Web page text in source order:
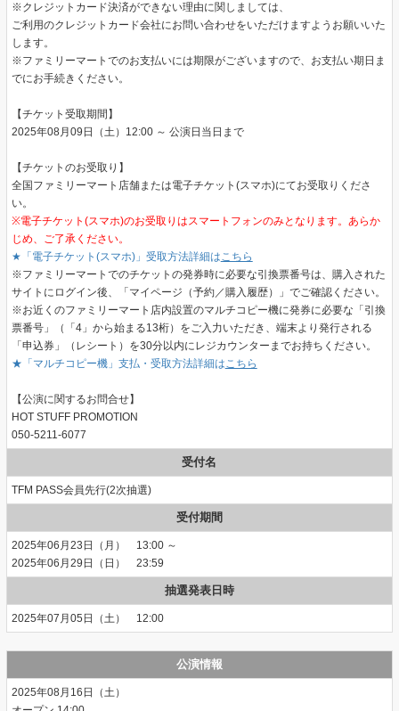
※クレジットカード決済ができない理由に関しましては、
ご利用のクレジットカード会社にお問い合わせをいただけますようお願いいた
します。
※ファミリーマートでのお支払いには期限がございますので、お支払い期日ま
でにお手続きください。
【チケット受取期間】
2025年08月09日（土）12:00 ～ 公演日当日まで
【チケットのお受取り】
全国ファミリーマート店舗または電子チケット(スマホ)にてお受取りくださ
い。
※電子チケット(スマホ)のお受取りはスマートフォンのみとなります。あらか
じめ、ご了承ください。
★「電子チケット(スマホ)」受取方法詳細はこちら
※ファミリーマートでのチケットの発券時に必要な引換票番号は、購入された
サイトにログイン後、「マイページ（予約／購入履歴）」でご確認ください。
※お近くのファミリーマート店内設置のマルチコピー機に発券に必要な「引換
票番号」（「4」から始まる13桁）をご入力いただき、端末より発行される
「申込券」（レシート）を30分以内にレジカウンターまでお持ちください。
★「マルチコピー機」支払・受取方法詳細はこちら
【公演に関するお問合せ】
HOT STUFF PROMOTION
050-5211-6077
受付名
TFM PASS会員先行(2次抽選)
受付期間
2025年06月23日（月） 13:00 ～
2025年06月29日（日） 23:59
抽選発表日時
2025年07月05日（土） 12:00
公演情報
2025年08月16日（土）